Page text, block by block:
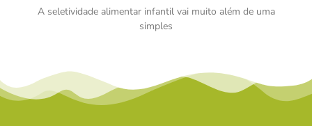
A seletividade alimentar infantil vai muito além de uma
simples